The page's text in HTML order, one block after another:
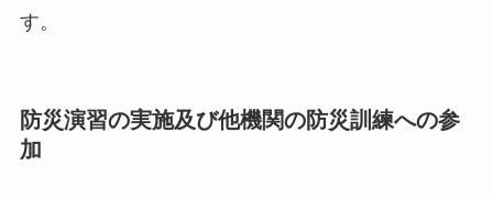
す。
防災演習の実施及び他機関の防災訓練への参
加